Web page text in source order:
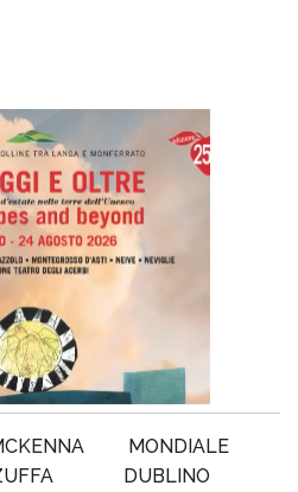
MONDIALE
DUBLINO